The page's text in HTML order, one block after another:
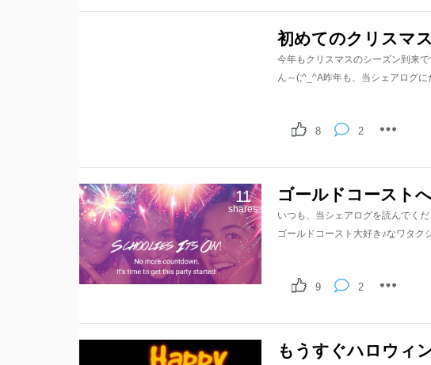
初めてのクリスマ
今年もクリスマスのシーズン到来
ん～(;^_^A昨年も、当シェアログに
2
8
ゴールドコースト
いつも、当シェアログを読んでく
ゴールドコースト大好き♪なワタク
2
9
11
shares
もうすぐハロウィ